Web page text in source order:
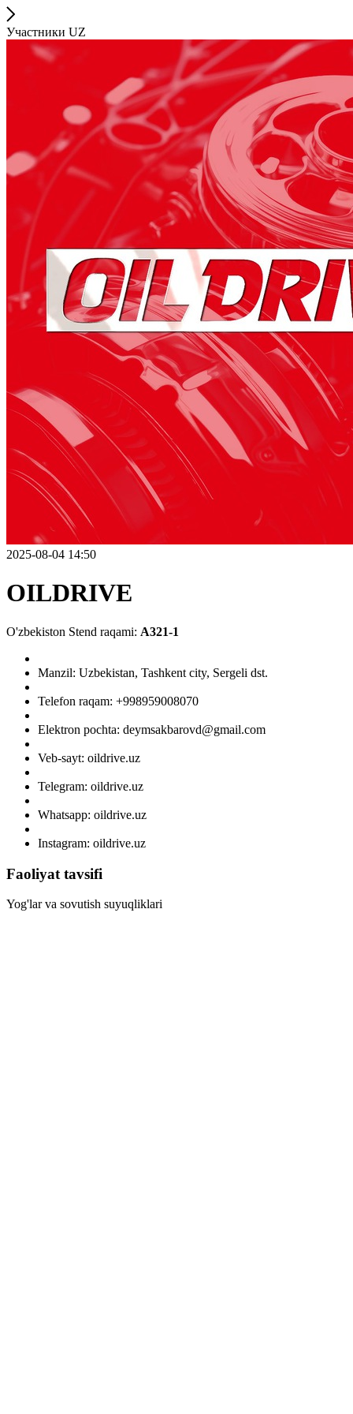
Участники UZ
2025-08-04 14:50
OILDRIVE
O'zbekiston Stend raqami: A321-1
Manzil: Uzbekistan, Tashkent city, Sergeli dst.
Telefon raqam: +998959008070
Elektron pochta: deymsakbarovd@gmail.com
Veb-sayt: oildrive.uz
Telegram: oildrive.uz
Whatsapp: oildrive.uz
Instagram: oildrive.uz
Faoliyat tavsifi
Yog'lar va sovutish suyuqliklari